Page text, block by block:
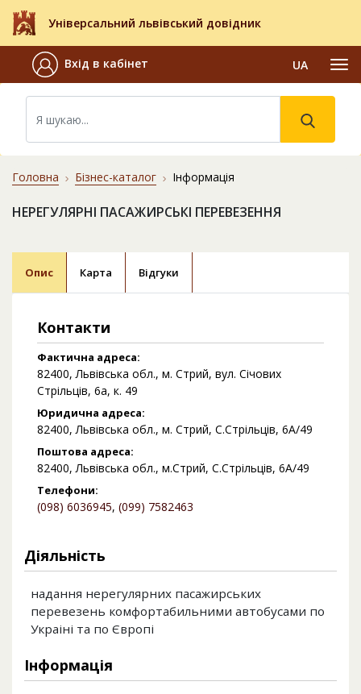
Універсальний львівський довідник
Вхід в кабінет UA
Головна Бізнес-каталог Інформація
НЕРЕГУЛЯРНІ ПАСАЖИРСЬКІ ПЕРЕВЕЗЕННЯ
Опис Карта Відгуки
Контакти
Фактична адреса:
82400, Львівська обл., м. Стрий, вул. Січових
Стрільців, 6а, к. 49
Юридична адреса:
82400, Львівська обл., м. Стрий, С.Стрільців, 6А/49
Поштова адреса:
82400, Львівська обл., м.Стрий, С.Стрільців, 6А/49
Телефони:
(098) 6036945, (099) 7582463
Діяльність
надання нерегулярних пасажирських
перевезень комфортабильними автобусами по
Украіні та по Європі
Інформація